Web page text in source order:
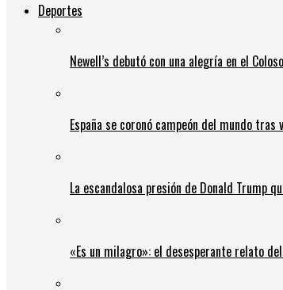
Deportes
Newell’s debutó con una alegría en el
España se coronó campeón del mundo
La escandalosa presión de Donald Trump
«Es un milagro»: el desesperante relato